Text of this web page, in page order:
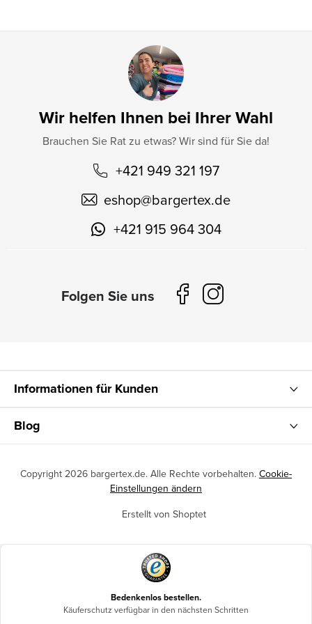
Wir helfen Ihnen bei Ihrer Wahl
Brauchen Sie Rat zu etwas? Wir sind für Sie da!
+421 949 321 197
eshop@bargertex.de
+421 915 964 304
Informationen für Kunden
Blog
Erstellt von Shoptet
Copyright 2026 bargertex.de. Alle Rechte vorbehalten. Cookie-
Einstellungen ändern